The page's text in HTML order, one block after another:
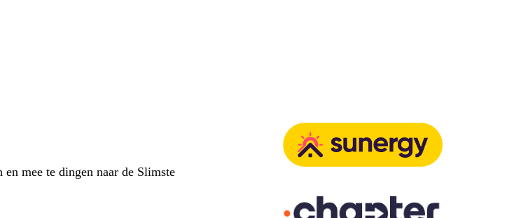
mee te dingen naar de Slimste